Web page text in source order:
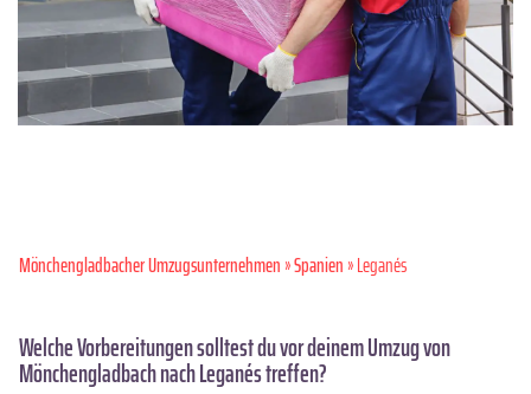
Mönchen­gladbacher Umzugsunternehmen»Spanien» Leganés
Welche Vorbereitungen solltest du vor deinem Umzug von
Mönchengladbach nach Leganés treffen?